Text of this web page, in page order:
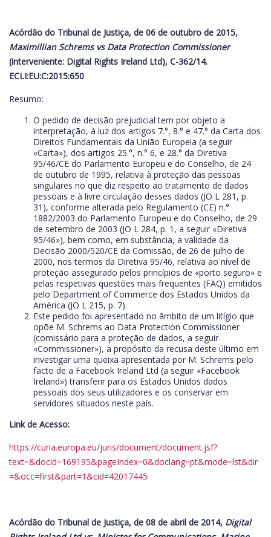
Acórdão do Tribunal de Justiça, de 06 de outubro de 2015,
Maximillian Schrems vs Data Protection Commissioner
(interveniente: Digital Rights Ireland Ltd), C-362/14.
ECLI:EU:C:2015:650
Resumo:
O pedido de decisão prejudicial tem por objeto a
interpretação, à luz dos artigos 7.°, 8.° e 47.° da Carta dos
Direitos Fundamentais da União Europeia (a seguir
«Carta»), dos artigos 25.°, n.° 6, e 28.° da Diretiva
95/46/CE do Parlamento Europeu e do Conselho, de 24
de outubro de 1995, relativa à proteção das pessoas
singulares no que diz respeito ao tratamento de dados
pessoais e à livre circulação desses dados (JO L 281, p.
31), conforme alterada pelo Regulamento (CE) n.°
1882/2003 do Parlamento Europeu e do Conselho, de 29
de setembro de 2003 (JO L 284, p. 1, a seguir «Diretiva
95/46»), bem como, em substância, a validade da
Decisão 2000/520/CE da Comissão, de 26 de julho de
2000, nos termos da Diretiva 95/46, relativa ao nível de
proteção assegurado pelos princípios de «porto seguro» e
pelas respetivas questões mais frequentes (FAQ) emitidos
pelo Department of Commerce dos Estados Unidos da
América (JO L 215, p. 7).
Este pedido foi apresentado no âmbito de um litígio que
opõe M. Schrems ao Data Protection Commissioner
(comissário para a proteção de dados, a seguir
«Commissioner»), a propósito da recusa deste último em
investigar uma queixa apresentada por M. Schrems pelo
facto de a Facebook Ireland Ltd (a seguir «Facebook
Ireland») transferir para os Estados Unidos dados
pessoais dos seus utilizadores e os conservar em
servidores situados neste país.
Link de Acesso:
https://curia.europa.eu/juris/document/document.jsf?
text=&docid=169195&pageIndex=0&doclang=pt&mode=lst&dir
=&occ=first&part=1&cid=42017445
Acórdão do Tribunal de Justiça, de 08 de abril de 2014, Digital